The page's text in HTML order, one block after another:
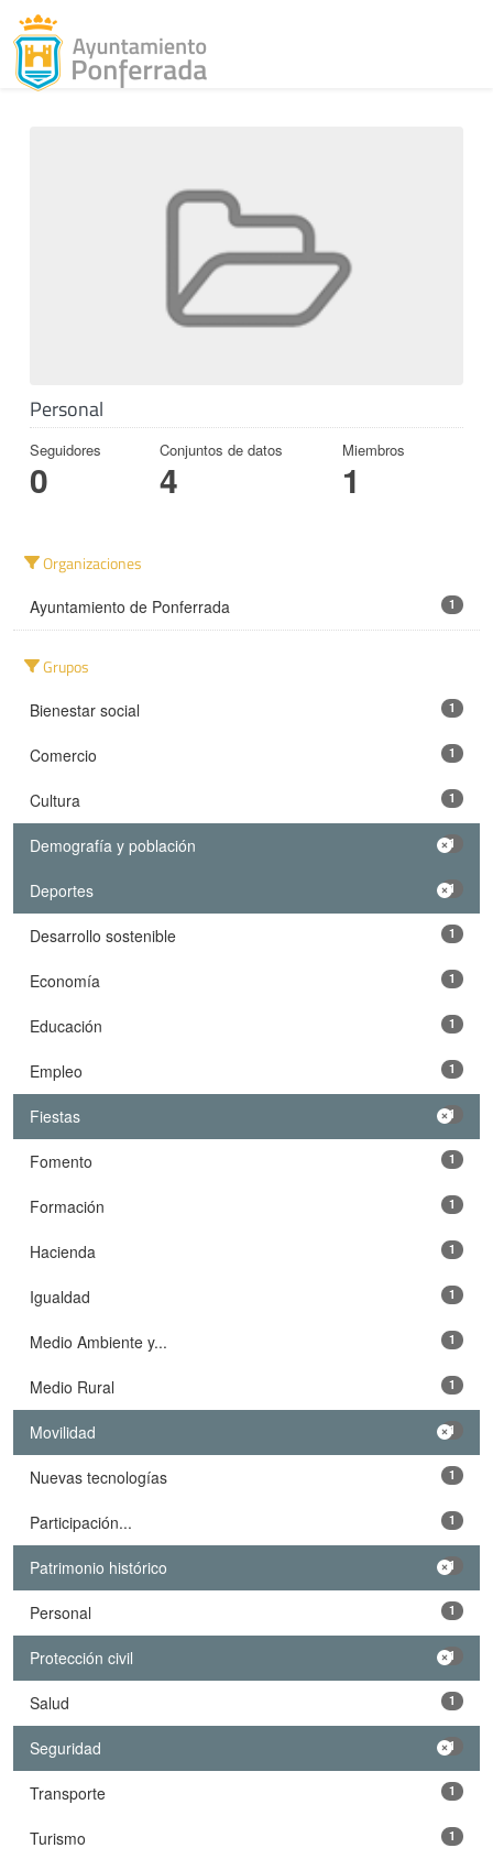
Personal
Seguidores
0
Conjuntos de datos
4
Miembros
1
Organizaciones
Ayuntamiento de Ponferrada 1
Grupos
Bienestar social 1
Comercio 1
Cultura 1
Demografía y población 1
Deportes 1
Desarrollo sostenible 1
Economía 1
Educación 1
Empleo 1
Fiestas 1
Fomento 1
Formación 1
Hacienda 1
Igualdad 1
Medio Ambiente y... 1
Medio Rural 1
Movilidad 1
Nuevas tecnologías 1
Participación... 1
Patrimonio histórico 1
Personal 1
Protección civil 1
Salud 1
Seguridad 1
Transporte 1
Turismo 1